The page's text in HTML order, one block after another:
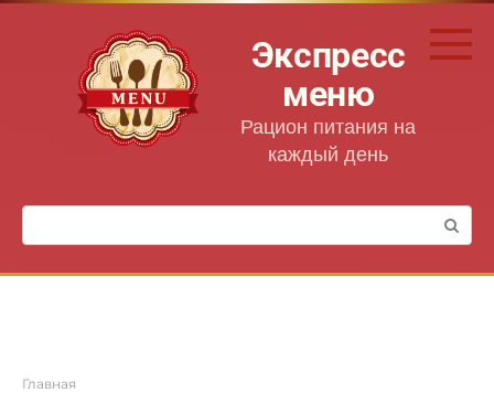
Перейти
Экспресс
меню
Рацион питания на
каждый день
Поиск:
Главная